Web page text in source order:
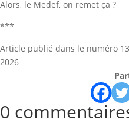
Alors, le Medef, on remet ça ?
***
Article publié dans le numéro
2026
0